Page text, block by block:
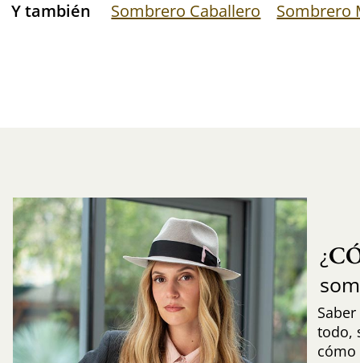
Y también Sombrero Caballero Sombrero
¿
todo,
cómo